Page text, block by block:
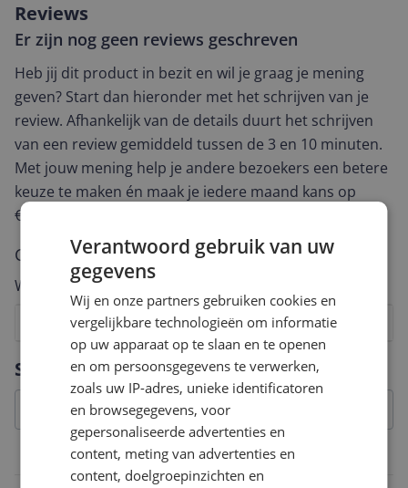
Specificaties
Overige kenmerken
Reviews
Er zijn nog geen reviews geschreven
Heb jij dit product in bezit en wil je graag je mening
geven? Start dan hieronder met het schrijven van je
review. Afhankelijk van de details duurt het schrijven
van een review gemiddeld tussen de 3 en 10 minuten.
Met jouw mening help je andere bezoekers een betere
keuze te maken én maak je iedere maand kans op
€250,-!
Cijfer
Welk cijfer geef jij dit product?
9
8
7
6
5
4
3
2
Vraag 1 van 4
Verantwoord gebruik van uw
gegevens
Wij en onze partners gebruiken cookies en
vergelijkbare technologieën om informatie
op uw apparaat op te slaan en te openen
en om persoonsgegevens te verwerken,
zoals uw IP-adres, unieke identificatoren
en browsegegevens, voor
gepersonaliseerde advertenties en
content, meting van advertenties en
content, doelgroepinzichten en